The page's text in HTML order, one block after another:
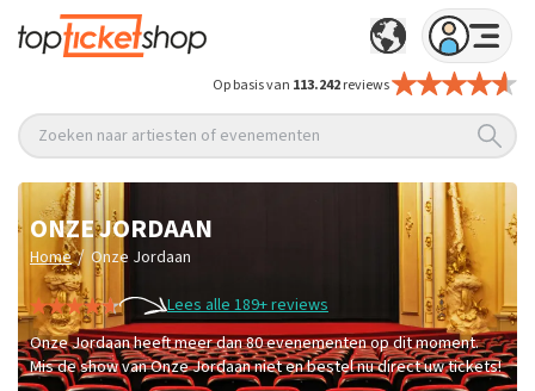
Op basis van 113.242reviews
Zoeken naar artiesten of evenementen
ONZE JORDAAN
Home / Onze Jordaan
Lees alle 189+ reviews
Onze Jordaan heeft meer dan 80 evenementen op dit moment.
Mis de show van Onze Jordaan niet en bestel nu direct uw tickets!